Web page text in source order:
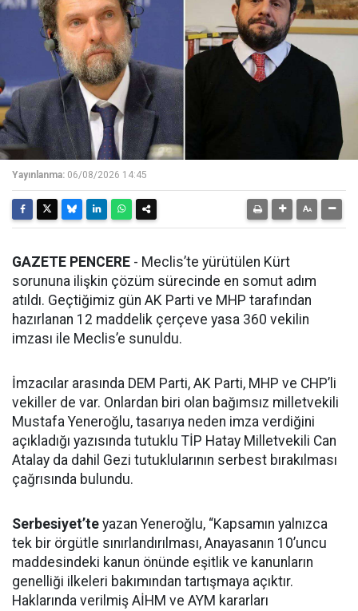
Yayınlanma: 06/08/2026 14:45
GAZETE PENCERE - Meclis’te yürütülen Kürt
sorununa ilişkin çözüm sürecinde en somut adım
atıldı. Geçtiğimiz gün AK Parti ve MHP tarafından
hazırlanan 12 maddelik çerçeve yasa 360 vekilin
imzası ile Meclis’e sunuldu.
İmzacılar arasında DEM Parti, AK Parti, MHP ve CHP’li
vekiller de var. Onlardan biri olan bağımsız milletvekili
Mustafa Yeneroğlu, tasarıya neden imza verdiğini
açıkladığı yazısında tutuklu TİP Hatay Milletvekili Can
Atalay da dahil Gezi tutuklularının serbest bırakılması
çağrısında bulundu.
Serbesiyet’te yazan Yeneroğlu, “Kapsamın yalnızca
tek bir örgütle sınırlandırılması, Anayasanın 10’uncu
maddesindeki kanun önünde eşitlik ve kanunların
genelliği ilkeleri bakımından tartışmaya açıktır.
Haklarında verilmiş AİHM ve AYM kararları